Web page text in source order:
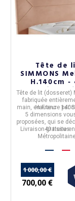
Tête de
SIMMONS
H.140cm -
coloris 5
Tête de lit (dosseret)
fabriquée
main, enFrance par
Hauteur :
5 dimensions
proposées, qui se
40 tissus.
Livraison gratuite
1 000,00 €
700,00 €